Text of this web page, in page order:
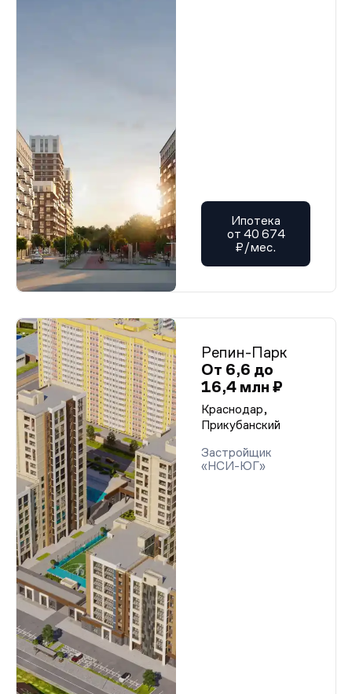
Ипотека
от 40 674
₽/мес.
Репин-Парк
От 6,6 до
16,4 млн ₽
Краснодар,
Прикубанский
Застройщик
«НСИ-ЮГ»